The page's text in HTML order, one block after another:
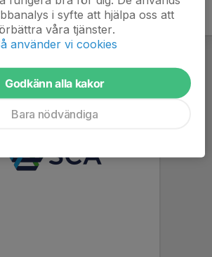
i syfte att hjälpa oss att
våra tjänster.
använder vi cookies
Godkänn alla kakor
Bara nödvändiga